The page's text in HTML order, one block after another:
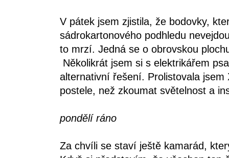
V pátek jsem zjistila, že bodovky,
sádrokartonového podhledu
to mrzí. Jedná se o obrovskou
Několikrát jsem si s elektrikářem
alternativní řešení. Prolistovala
postele, než zkoumat světelnost a
pondělí ráno
Za chvíli se staví ještě kamarád,